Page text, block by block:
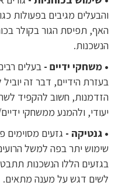
והבעלים מגיבים בפעולות
האף, תפיסת הגור בקולר
הנשכנות.
• משחקי ידיים - בעלים
בעזרת הידיים, דבר זה
הזדמנות, חשוב להקפיד
יעודי, ולהמנע ממשחקי
• גנטיקה - גזעים מסוימים
שימוש יתר בפה למשל
בגזעים הללו הנשכנות
לשים דגש על מענה מתאים.